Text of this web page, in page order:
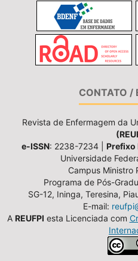
CONTATO /
Revista de Enfermagem da
e-ISSN: 2238-7234 | Prefixo
Universidade
Campus Ministro
Programa de Pós-
SG-12, Ininga, Teresina,
E-mail:
A REUFPI esta Licenciada com